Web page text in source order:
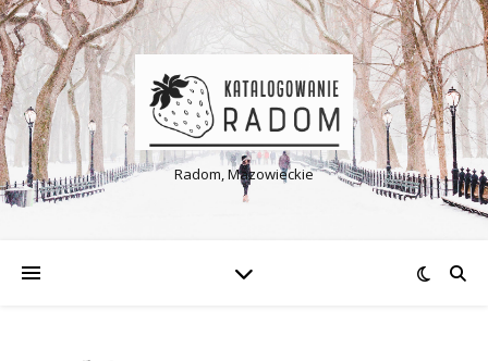
Radom, Mazowieckie